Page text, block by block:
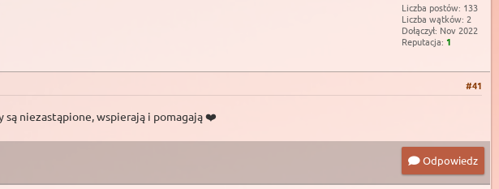
Liczba postów: 133
Liczba wątków: 2
Dołączył: Nov 2022
Reputacja: 1
#41
są niezastąpione, wspierają i pomagają ❤️
Odpowiedz